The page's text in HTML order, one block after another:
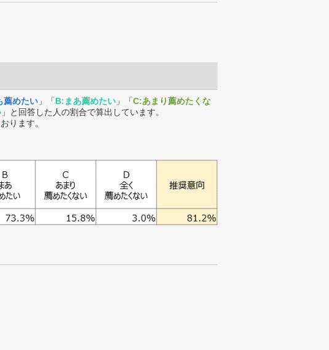
薦めたい 」「B:まあ薦めたい 」「C:あまり薦めたくな
」と回答した人の割合で算出しています。
ります。